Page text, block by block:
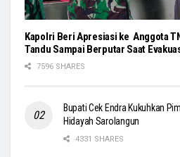
Kapolri Beri Apresiasi ke Anggota
Tandu Sampai Berputar Saat
7596 SHARES
Bupati Cek Endra Kukuhkan
Hidayah Sarolangun
4331 SHARES